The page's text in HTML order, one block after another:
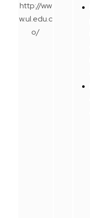
http://ww
w.ul.edu.c
o/